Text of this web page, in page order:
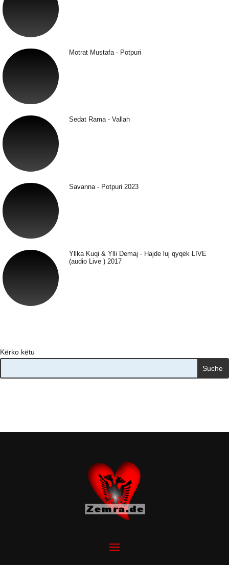
Motrat Mustafa - Potpuri
Sedat Rama - Vallah
Savanna - Potpuri 2023
Yllka Kuqi & Ylli Demaj - Hajde luj qyqek LIVE
(audio Live ) 2017
Kërko këtu